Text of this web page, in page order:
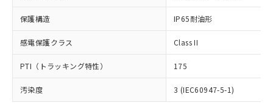
保護構造 IP65耐油形
感電保護クラス Class II
PTI（トラッキング特性） 175
汚染度 3 (IEC60947-5-1)
オムロン制御機器販売店や当社販売拠
」をご確認
在庫状況および標準価格結果を当社の
事前の承諾なく第三者に漏洩または開
示しないようお願いします。
マイパーツ機能（部品リスト作成サー
ビス）をご利用いただくには、I-Web
フタル酸エステル類の４物質については閾値を超える意
図的な使用がないことを確認しています。
部品在庫の切り替え状況などにより、予定
※2 環境保護使用期限
「ｅ」：有害物質（10物質）のすべてが基
準値以下であることを示します。
「10」：通常の使用状況下において有害物
質が外部に漏えいし、環境に深刻な影響を
及ぼさない年数を意味します。
武器並びにこれらの製造装置等に一切
当社は、貴社製品を第三者に販売する
場合は、上記1、2および3の内容を当
該第三者に通知します。また当社は、
販売先および販売に係わる関係者が違
法に輸出するおそれがある場合は、取
り引きをいたしません。
在庫なし(最新の在庫状況につ
いては、お客様のお取引先、ま
たはお客様担当のオムロン制御
機器販売店・当社販売員にご確
受注生産機種、また在庫状況の
情報を公開していない機種